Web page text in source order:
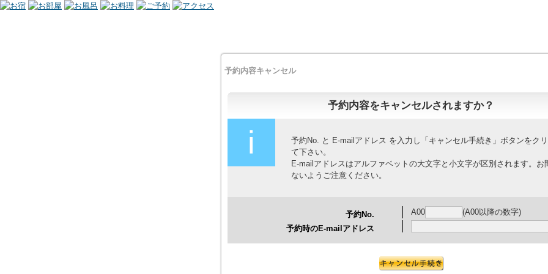
予約内容キャンセル
予約内容をキャンセルされますか？
i
予約No. と E-mailアドレス を入力し「キャンセル手続き」ボタンをク
て下さい。
E-mailアドレスはアルファベットの大文字と小文字が区別されます。お
ないようご注意ください。
予約No. A00
(A00以降の数字)
予約時のE-mailアドレス